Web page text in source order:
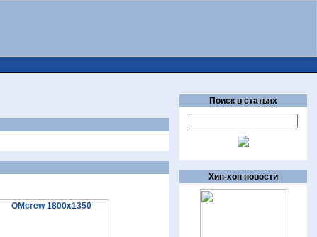
Поиск в статьях
Хип-хоп новости